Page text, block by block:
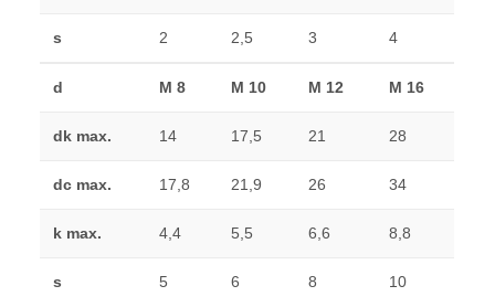
s 2 2,5 3 4
d M 8 M 10 M 12 M 16
dk max. 14 17,5 21 28
dc max. 17,8 21,9 26 34
k max. 4,4 5,5 6,6 8,8
s 5 6 8 10